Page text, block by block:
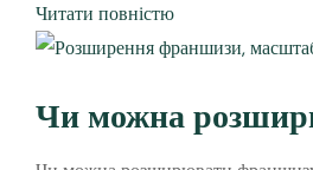
Читати повністю
Чи можна